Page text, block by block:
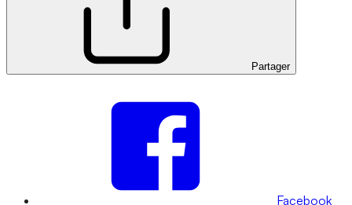
Partager
Facebook